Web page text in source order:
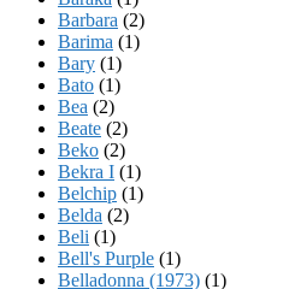
Barbara (2)
Barima (1)
Bary (1)
Bato (1)
Bea (2)
Beate (2)
Beko (2)
Bekra I (1)
Belchip (1)
Belda (2)
Beli (1)
Bell's Purple (1)
Belladonna (1973) (1)